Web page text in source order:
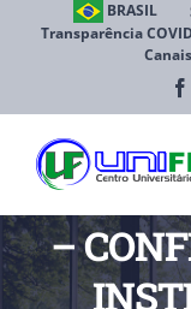
BRASIL
Transparência
Canais
–